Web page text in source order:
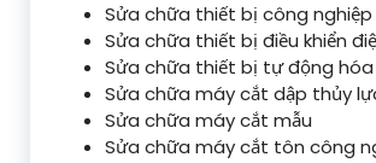
Sửa chữa thiết bị công nghiệp
Sửa chữa thiết bị điều khiển
Sửa chữa thiết bị tự động hóa
Sửa chữa máy cắt dập thủy
Sửa chữa máy cắt mẫu
Sửa chữa máy cắt tôn công